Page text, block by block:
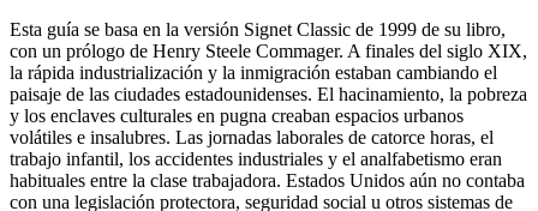
Esta guía se basa en la versión Signet Classic de 1999 de su libro,
con un prólogo de Henry Steele Commager. A finales del siglo XIX,
la rápida industrialización y la inmigración estaban cambiando el
paisaje de las ciudades estadounidenses. El hacinamiento, la pobreza
y los enclaves culturales en pugna creaban espacios urbanos
volátiles e insalubres. Las jornadas laborales de catorce horas, el
trabajo infantil, los accidentes industriales y el analfabetismo eran
habituales entre la clase trabajadora. Estados Unidos aún no contaba
con una legislación protectora, seguridad social u otros sistemas de